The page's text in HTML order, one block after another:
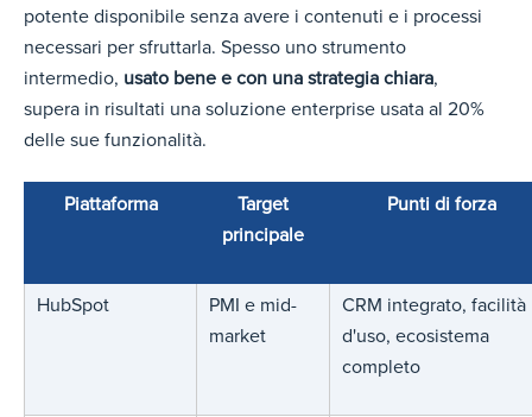
potente disponibile senza avere i contenuti e i processi
necessari per sfruttarla. Spesso uno strumento
intermedio, usato bene e con una strategia chiara,
supera in risultati una soluzione enterprise usata al 20%
delle sue funzionalità.
Piattaforma
Target
principale
Punti di forza
HubSpot
PMI e mid-
market
CRM integrato, facilità
d'uso, ecosistema
completo